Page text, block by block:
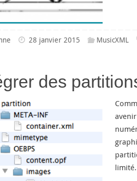
28 janvier 2015 MusicXML
des
limité.